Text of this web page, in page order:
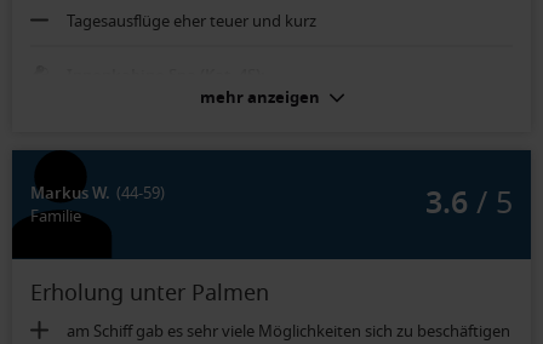
Tagesausflüge eher teuer und kurz
Negativ: Teppich Positiv: Bequemes Bett, Dusche, TV,
mehr anzeigen
Markus W. (44-59)
Familie
3.6 / 5
Erholung unter Palmen
am Schiff gab es sehr viele Möglichkeiten sich zu beschäftigen